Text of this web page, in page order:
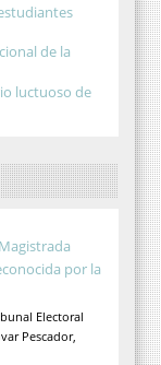
de la
luctuoso de
por la
Electoral
Pescador,